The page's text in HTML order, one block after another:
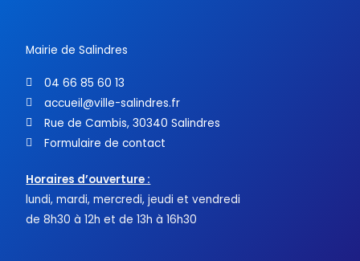
Mairie de Salindres
04 66 85 60 13
accueil@ville-salindres.fr
Rue de Cambis, 30340 Salindres
Formulaire de contact
Horaires d’ouverture :
lundi, mardi, mercredi, jeudi et vendredi
de 8h30 à 12h et de 13h à 16h30